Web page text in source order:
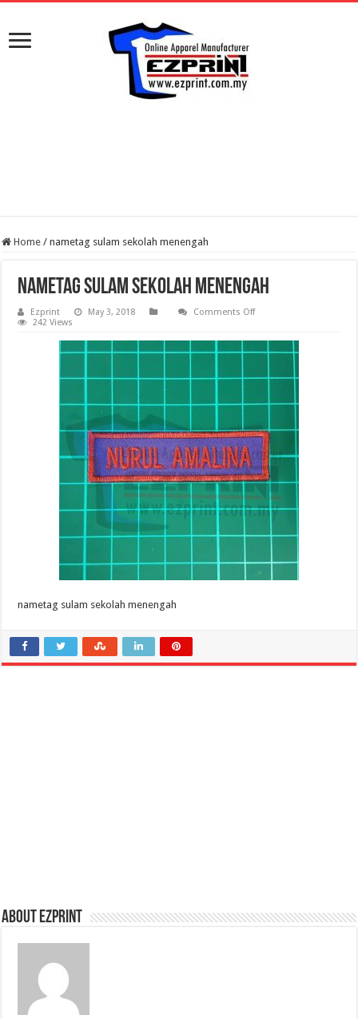
Home / nametag sulam sekolah menengah
nametag sulam sekolah menengah
Ezprint May 3, 2018 Comments Offon
sekolah
menengah
242 Views
nametag sulam sekolah menengah
About Ezprint